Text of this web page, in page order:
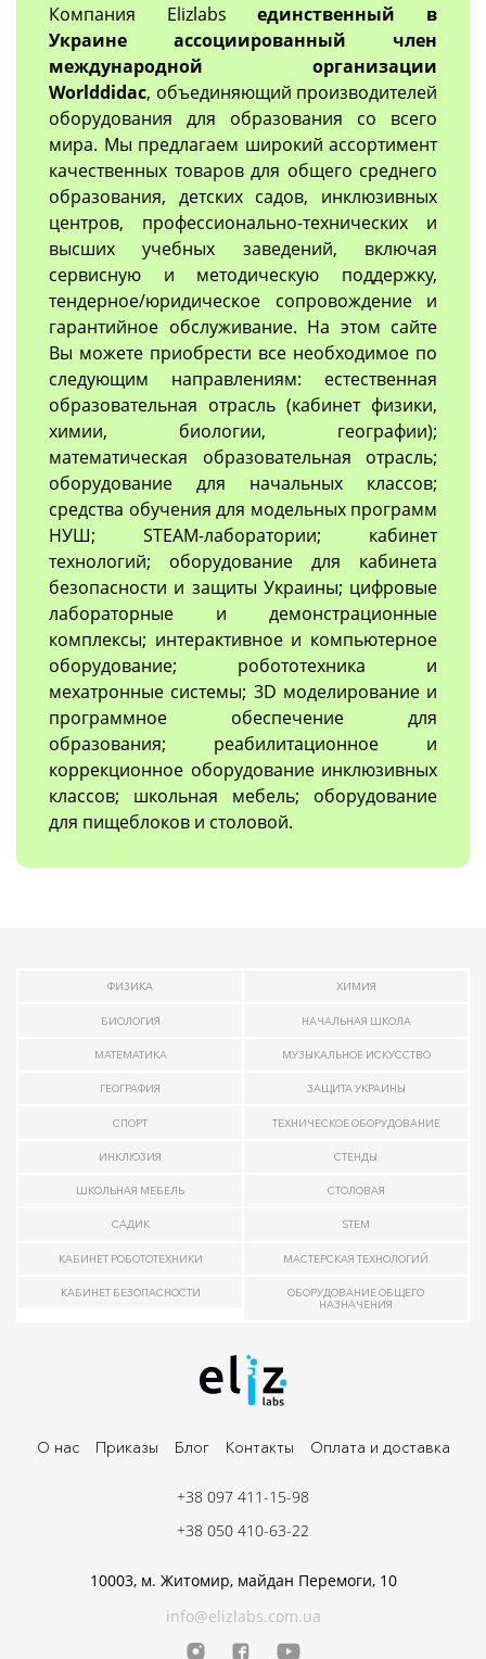
Компания Elizlabsединственный в
Украине ассоциированный член
международной организации
Worlddidac, объединяющий производителей
оборудования для образования со всего
мира. Мы предлагаем широкий ассортимент
качественных товаров для общего среднего
образования, детских садов, инклюзивных
центров, профессионально-технических и
высших учебных заведений, включая
сервисную и методическую поддержку,
тендерное/юридическое сопровождение и
гарантийное обслуживание. На этом сайте
Вы можете приобрести все необходимое по
следующим направлениям: естественная
образовательная отрасль (кабинет физики,
химии, биологии, географии);
математическая образовательная отрасль;
оборудование для начальных классов;
средства обучения для модельных программ
НУШ; STEAM-лаборатории; кабинет
технологий; оборудование для кабинета
безопасности и защиты Украины; цифровые
лабораторные и демонстрационные
комплексы; интерактивное и компьютерное
оборудование; робототехника и
мехатронные системы; 3D моделирование и
программное обеспечение для
образования; реабилитационное и
коррекционное оборудование инклюзивных
классов; школьная мебель; оборудование
для пищеблоков и столовой.
ФИЗИКА ХИМИЯ
БИОЛОГИЯ НАЧАЛЬНАЯ ШКОЛА
МАТЕМАТИКА МУЗЫКАЛЬНОЕ ИСКУССТВО
ГЕОГРАФИЯ ЗАЩИТА УКРАИНЫ
СПОРТ ТЕХНИЧЕСКОЕ ОБОРУДОВАНИЕ
ИНКЛЮЗИЯ СТЕНДЫ
ШКОЛЬНАЯ МЕБЕЛЬ СТОЛОВАЯ
САДИК STEM
КАБИНЕТ РОБОТОТЕХНИКИ МАСТЕРСКАЯ ТЕХНОЛОГИЙ
КАБИНЕТ БЕЗОПАСНОСТИ
ОБОРУДОВАНИЕ ОБЩЕГО
НАЗНАЧЕНИЯ
О нас Приказы Блог Контакты Оплата и доставка
10003, м. Житомир, майдан Перемоги, 10
info@elizlabs.com.ua
+38 097 411-15-98
+38 050 410-63-22